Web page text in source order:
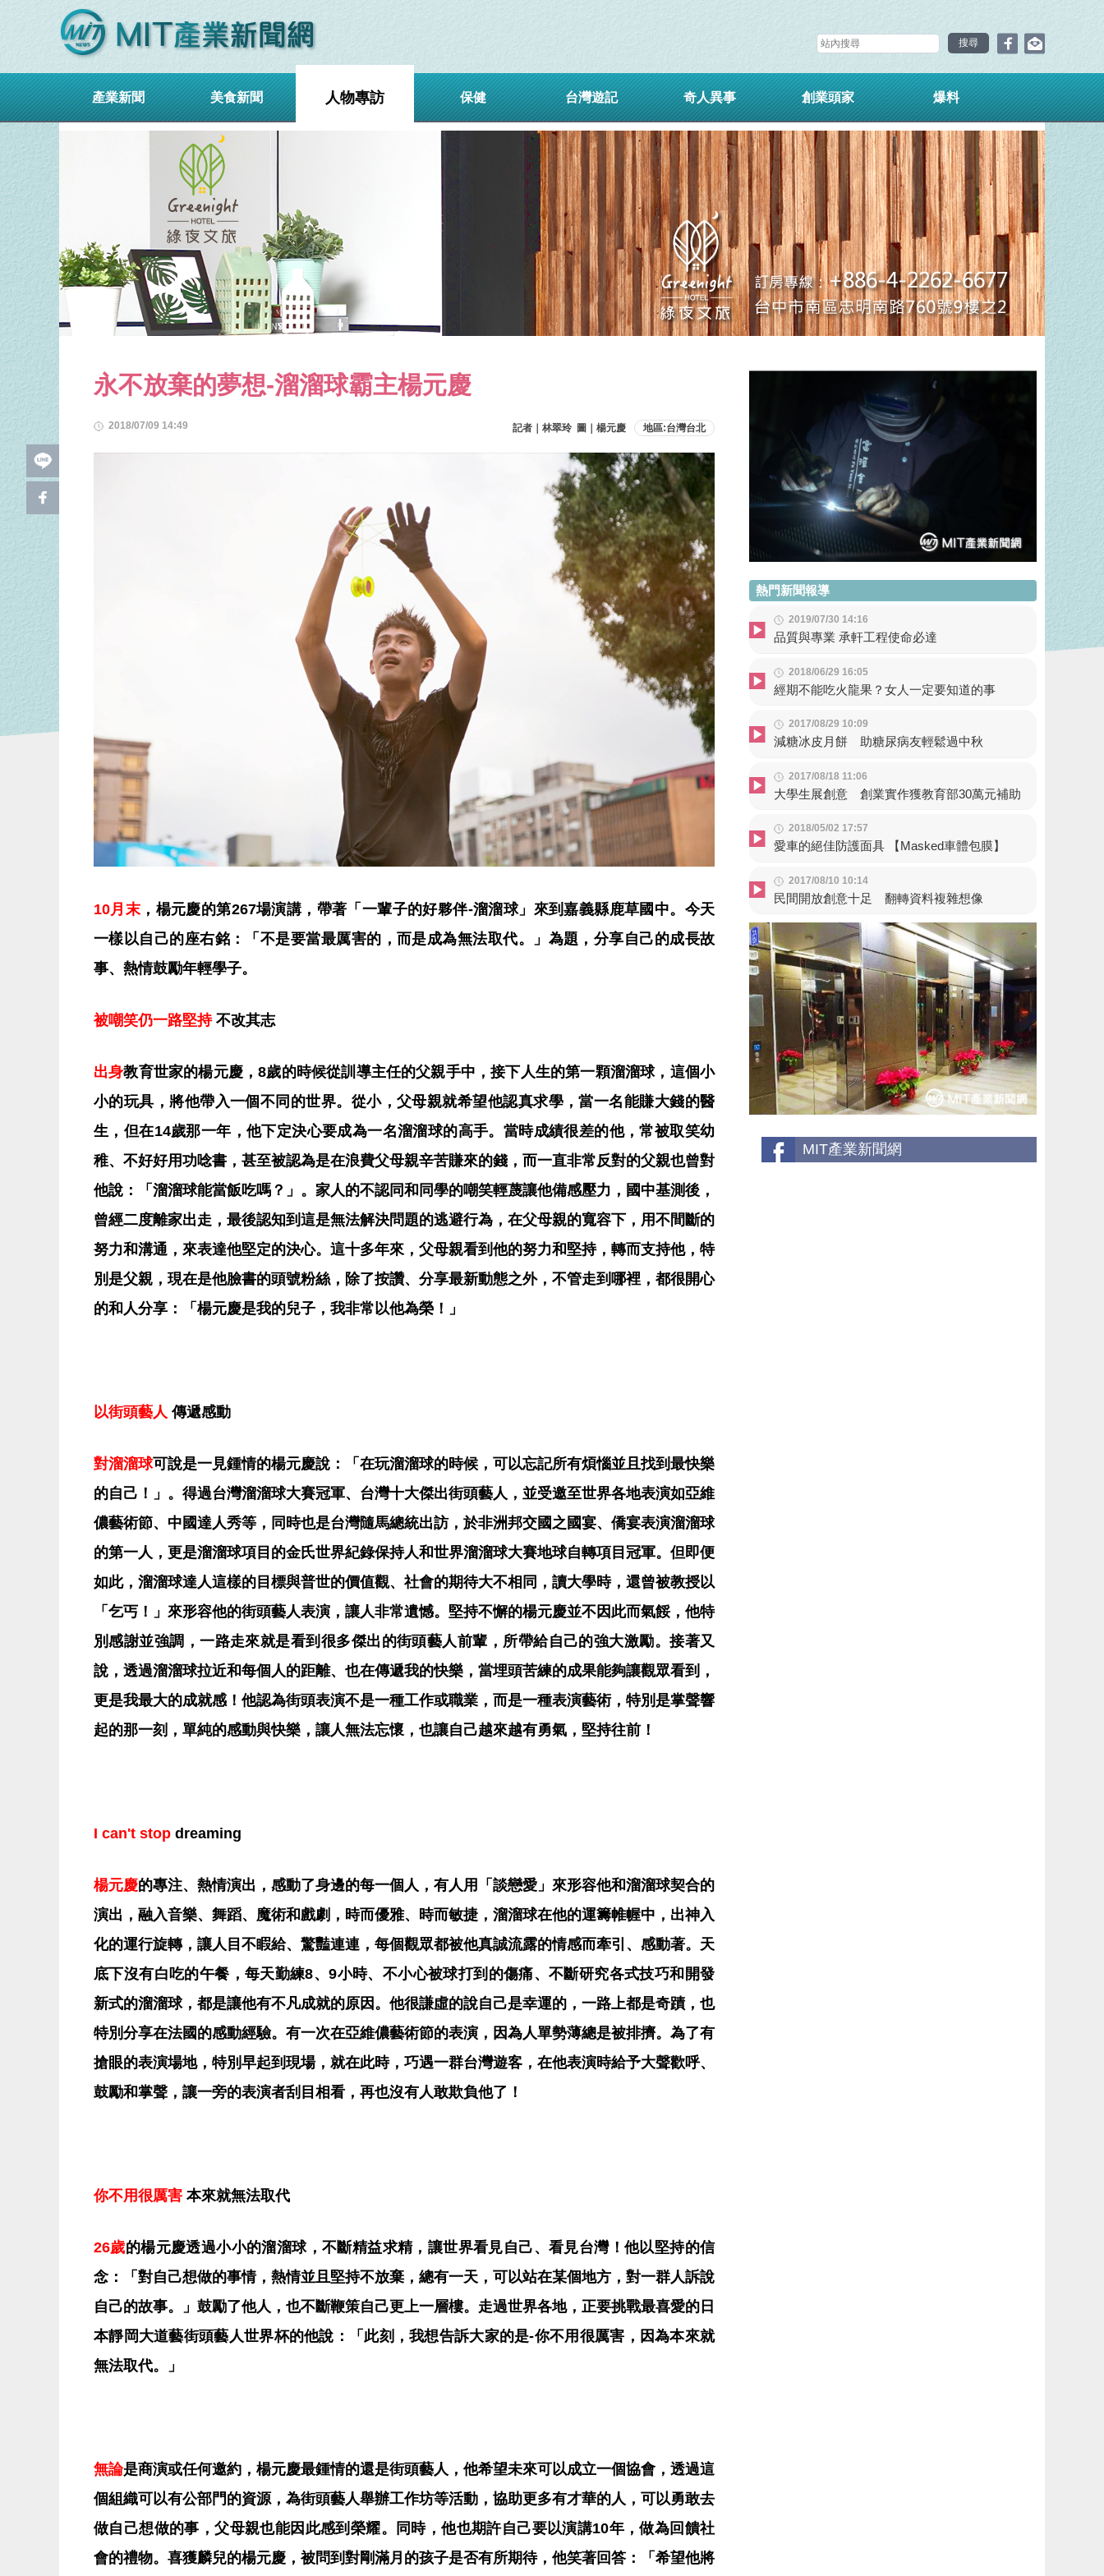
產業新聞 美食新聞 人物專訪 保健 台灣遊記 奇人異事 創業頭家 爆料
e
c
e
b
o
o
k
永不放棄的夢想-溜溜球霸主楊元慶
2018/07/09 14:49 記者｜林翠玲 圖｜楊元慶 地區:台灣台北
10月末，楊元慶的第267場演講，帶著「一輩子的好夥伴-溜溜球」來到嘉義縣鹿草國中。今天
一樣以自己的座右銘：「不是要當最厲害的，而是成為無法取代。」為題，分享自己的成長故
事、熱情鼓勵年輕學子。
被嘲笑仍一路堅持 不改其志
出身教育世家的楊元慶，8歲的時候從訓導主任的父親手中，接下人生的第一顆溜溜球，這個小
小的玩具，將他帶入一個不同的世界。從小，父母親就希望他認真求學，當一名能賺大錢的醫
生，但在14歲那一年，他下定決心要成為一名溜溜球的高手。當時成績很差的他，常被取笑幼
稚、不好好用功唸書，甚至被認為是在浪費父母親辛苦賺來的錢，而一直非常反對的父親也曾對
他說：「溜溜球能當飯吃嗎？」。家人的不認同和同學的嘲笑輕蔑讓他備感壓力，國中基測後，
曾經二度離家出走，最後認知到這是無法解決問題的逃避行為，在父母親的寬容下，用不間斷的
努力和溝通，來表達他堅定的決心。這十多年來，父母親看到他的努力和堅持，轉而支持他，特
別是父親，現在是他臉書的頭號粉絲，除了按讚、分享最新動態之外，不管走到哪裡，都很開心
的和人分享：「楊元慶是我的兒子，我非常以他為榮！」
以街頭藝人 傳遞感動
對溜溜球可說是一見鍾情的楊元慶說：「在玩溜溜球的時候，可以忘記所有煩惱並且找到最快樂
的自己！」。得過台灣溜溜球大賽冠軍、台灣十大傑出街頭藝人，並受邀至世界各地表演如亞維
儂藝術節、中國達人秀等，同時也是台灣隨馬總統出訪，於非洲邦交國之國宴、僑宴表演溜溜球
的第一人，更是溜溜球項目的金氏世界紀錄保持人和世界溜溜球大賽地球自轉項目冠軍。但即便
如此，溜溜球達人這樣的目標與普世的價值觀、社會的期待大不相同，讀大學時，還曾被教授以
「乞丐！」來形容他的街頭藝人表演，讓人非常遺憾。堅持不懈的楊元慶並不因此而氣餒，他特
別感謝並強調，一路走來就是看到很多傑出的街頭藝人前輩，所帶給自己的強大激勵。接著又
說，透過溜溜球拉近和每個人的距離、也在傳遞我的快樂，當埋頭苦練的成果能夠讓觀眾看到，
更是我最大的成就感！他認為街頭表演不是一種工作或職業，而是一種表演藝術，特別是掌聲響
起的那一刻，單純的感動與快樂，讓人無法忘懷，也讓自己越來越有勇氣，堅持往前！
I can't stop dreaming
楊元慶的專注、熱情演出，感動了身邊的每一個人，有人用「談戀愛」來形容他和溜溜球契合的
演出，融入音樂、舞蹈、魔術和戲劇，時而優雅、時而敏捷，溜溜球在他的運籌帷幄中，出神入
化的運行旋轉，讓人目不睱給、驚豔連連，每個觀眾都被他真誠流露的情感而牽引、感動著。天
底下沒有白吃的午餐，每天勤練8、9小時、不小心被球打到的傷痛、不斷研究各式技巧和開發
新式的溜溜球，都是讓他有不凡成就的原因。他很謙虛的說自己是幸運的，一路上都是奇蹟，也
特別分享在法國的感動經驗。有一次在亞維儂藝術節的表演，因為人單勢薄總是被排擠。為了有
搶眼的表演場地，特別早起到現場，就在此時，巧遇一群台灣遊客，在他表演時給予大聲歡呼、
鼓勵和掌聲，讓一旁的表演者刮目相看，再也沒有人敢欺負他了！
你不用很厲害 本來就無法取代
26歲的楊元慶透過小小的溜溜球，不斷精益求精，讓世界看見自己、看見台灣！他以堅持的信
念：「對自己想做的事情，熱情並且堅持不放棄，總有一天，可以站在某個地方，對一群人訴說
自己的故事。」鼓勵了他人，也不斷鞭策自己更上一層樓。走過世界各地，正要挑戰最喜愛的日
本靜岡大道藝街頭藝人世界杯的他說：「此刻，我想告訴大家的是-你不用很厲害，因為本來就
無法取代。」
無論是商演或任何邀約，楊元慶最鍾情的還是街頭藝人，他希望未來可以成立一個協會，透過這
個組織可以有公部門的資源，為街頭藝人舉辦工作坊等活動，協助更多有才華的人，可以勇敢去
做自己想做的事，父母親也能因此感到榮耀。同時，他也期許自己要以演講10年，做為回饋社
會的禮物。喜獲麟兒的楊元慶，被問到對剛滿月的孩子是否有所期待，他笑著回答：「希望他將
熱門新聞報導
2019/07/30 14:16
品質與專業 承軒工程使命必達
2018/06/29 16:05
經期不能吃火龍果？女人一定要知道的事
2017/08/29 10:09
減糖冰皮月餅 助糖尿病友輕鬆過中秋
2017/08/18 11:06
大學生展創意 創業實作獲教育部30萬元補助
2018/05/02 17:57
愛車的絕佳防護面具 【Masked車體包膜】
2017/08/10 10:14
民間開放創意十足 翻轉資料複雜想像
MIT產業新聞網